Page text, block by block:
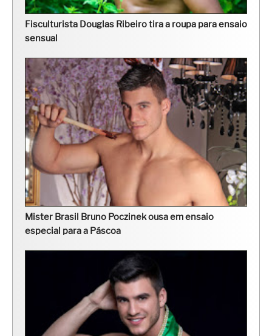
Fisculturista Douglas Ribeiro tira a roupa para ensaio
sensual
Mister Brasil Bruno Poczinek ousa em ensaio
especial para a Páscoa